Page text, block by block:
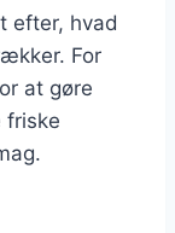
efter, hvad
For
at gøre
friske